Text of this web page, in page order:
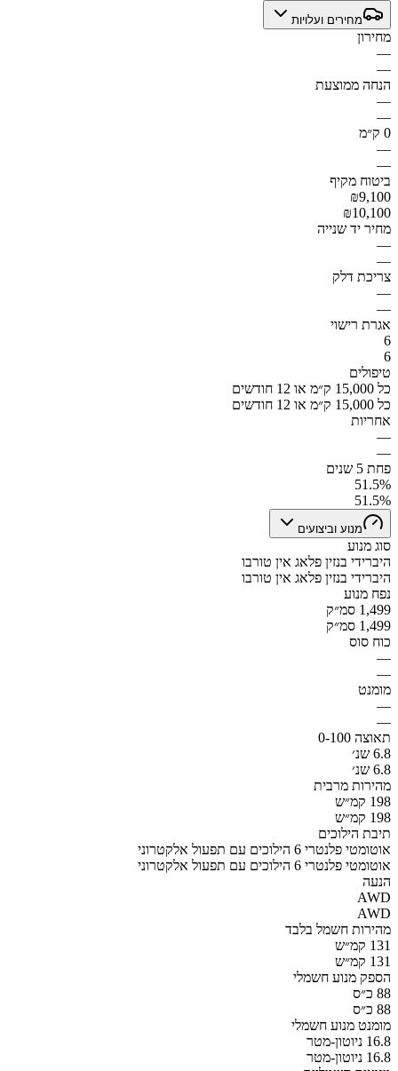
מחירים ועלויות
מחירון
—
—
הנחה ממוצעת
—
—
0 ק״מ
—
—
ביטוח מקיף
₪9,100
₪10,100
מחיר יד שנייה
—
—
צריכת דלק
—
—
אגרת רישוי
6
6
טיפולים
כל 15,000 ק״מ או 12 חודשים
כל 15,000 ק״מ או 12 חודשים
אחריות
—
—
פחת 5 שנים
51.5%
51.5%
מנוע וביצועים
סוג מנוע
היברידי בנזין פלאג אין טורבו
היברידי בנזין פלאג אין טורבו
נפח מנוע
1,499 סמ״ק
1,499 סמ״ק
כוח סוס
—
—
מומנט
—
—
תאוצה 0-100
6.8 שנ׳
6.8 שנ׳
מהירות מרבית
198 קמ״ש
198 קמ״ש
תיבת הילוכים
אוטומטי פלנטרי 6 הילוכים עם תפעול אלקטרוני
אוטומטי פלנטרי 6 הילוכים עם תפעול אלקטרוני
הנעה
AWD
AWD
מהירות חשמל בלבד
131 קמ״ש
131 קמ״ש
הספק מנוע חשמלי
88 כ״ס
88 כ״ס
מומנט מנוע חשמלי
16.8 ניוטון-מטר
16.8 ניוטון-מטר